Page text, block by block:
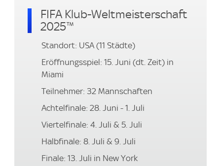
FIFA Klub-Weltmeisterschaft
2025™
Standort: USA (11 Städte)
Eröffnungsspiel: 15. Juni (dt. Zeit) in
Miami
Teilnehmer: 32 Mannschaften
Achtelfinale: 28. Juni - 1. Juli
Viertelfinale: 4. Juli & 5. Juli
Halbfinale: 8. Juli & 9. Juli
Finale: 13. Juli in New York